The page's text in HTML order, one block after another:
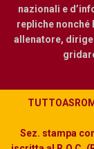
nazionali e
repliche
allenatore,
Sez. stampa